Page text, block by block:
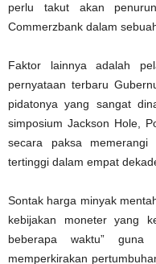
perlu takut akan
Commerzbank dalam
Faktor lainnya adalah
pernyataan terbaru
pidatonya yang sangat
simposium Jackson Hole,
secara paksa
tertinggi dalam empat
Sontak harga minyak
kebijakan moneter yang
beberapa waktu” guna
memperkirakan